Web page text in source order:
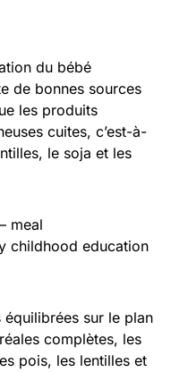
du bébé
de bonnes sources
les produits
cuites, c’est-à-
le soja et les
meal
childhood education
équilibrées sur le plan
complètes, les
pois, les lentilles et